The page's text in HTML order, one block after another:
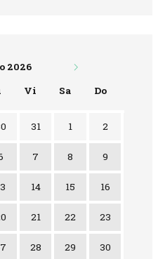
2026
Vi Sa Do
mes
31 1 2
7 8 9
14 15 16
21 22 23
28 29 30